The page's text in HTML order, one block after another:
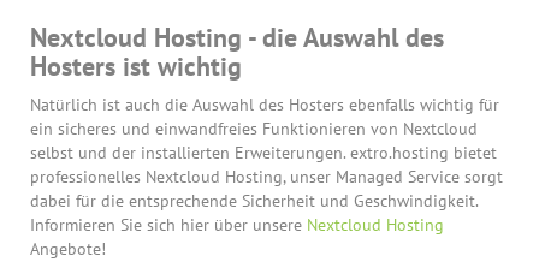
Nextcloud Hosting - die Auswahl des
Hosters ist wichtig
Natürlich ist auch die Auswahl des Hosters ebenfalls wichtig für
ein sicheres und einwandfreies Funktionieren von Nextcloud
selbst und der installierten Erweiterungen. extro.hosting bietet
professionelles Nextcloud Hosting, unser Managed Service sorgt
dabei für die entsprechende Sicherheit und Geschwindigkeit.
Informieren Sie sich hier über unsere Nextcloud Hosting
Angebote!